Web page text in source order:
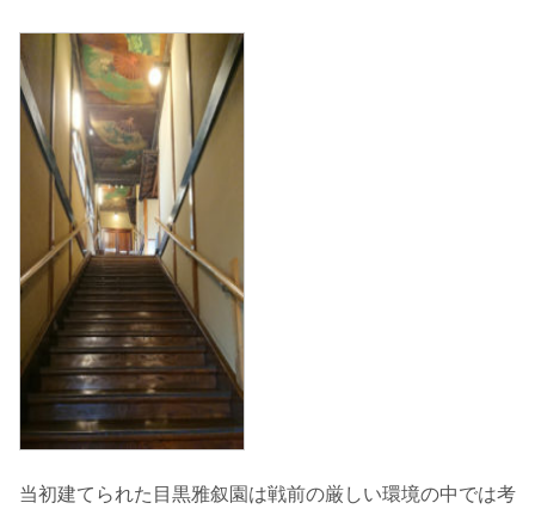
当初建てられた目黒雅叙園は戦前の厳しい環境の中では考